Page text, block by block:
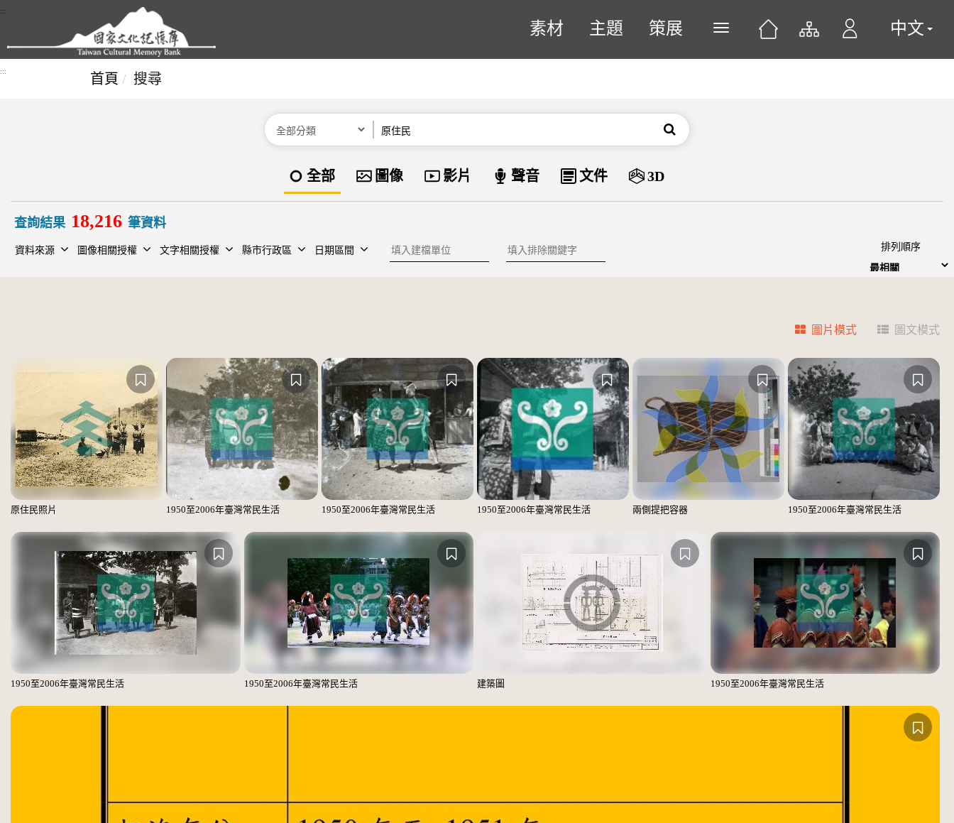
跳到主要內容區塊
:::
素材 主題 策展 展開或關閉主選單 中文
::: 首頁 搜尋
分類 搜尋
資料類型
全部 圖像 影片 聲音 文件 3D
查詢結果 18,216 筆資料
資料來源 圖像相關授權 文字相關授權 縣市行政區 日期區間 建檔單位 排除關鍵字 排列順序
圖片模式 圖文模式
原住民照片 1950至2006年臺灣常民生活 1950至2006年臺灣常民生活 1950至2006年臺灣常民生活 兩側提把容器 1950至2006年臺灣常民生活
1950至2006年臺灣常民生活 1950至2006年臺灣常民生活 建築圖 1950至2006年臺灣常民生活